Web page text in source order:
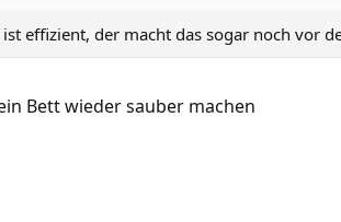
effizient, der macht das sogar noch vor
Bett wieder sauber machen